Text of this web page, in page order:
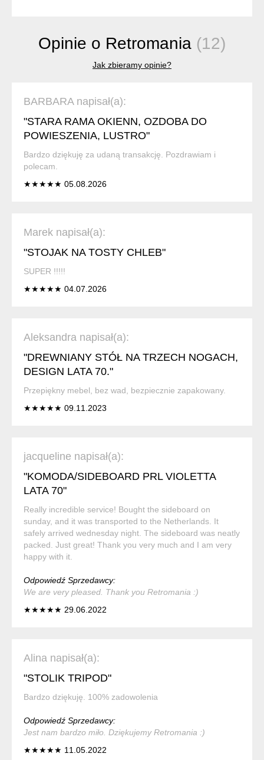
Opinie o Retromania (12)
Jak zbieramy opinie?
BARBARA napisał(a):
"STARA RAMA OKIENN, OZDOBA DO
POWIESZENIA, LUSTRO"
Bardzo dziękuję za udaną transakcję. Pozdrawiam i
polecam.
★★★★★ 05.08.2026
Marek napisał(a):
"STOJAK NA TOSTY CHLEB"
SUPER !!!!!
★★★★★ 04.07.2026
Aleksandra napisał(a):
"DREWNIANY STÓŁ NA TRZECH NOGACH,
DESIGN LATA 70."
Przepiękny mebel, bez wad, bezpiecznie zapakowany.
★★★★★ 09.11.2023
jacqueline napisał(a):
"KOMODA/SIDEBOARD PRL VIOLETTA
LATA 70"
Really incredible service! Bought the sideboard on
sunday, and it was transported to the Netherlands. It
safely arrived wednesday night. The sideboard was neatly
packed. Just great! Thank you very much and I am very
happy with it.
Odpowiedź Sprzedawcy:
We are very pleased. Thank you Retromania :)
★★★★★ 29.06.2022
Alina napisał(a):
"STOLIK TRIPOD"
Bardzo dziękuję. 100% zadowolenia
Odpowiedź Sprzedawcy:
Jest nam bardzo miło. Dziękujemy Retromania :)
★★★★★ 11.05.2022